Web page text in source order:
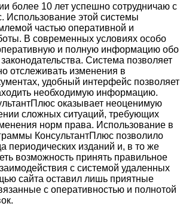
более 10 лет успешно сотрудничаю с
Использование этой системы
частью оперативной и
В современных условиях особо
и полную информацию обо
Система позволяет
отслеживать изменения в
удобный интерфейс позволяет
необходимую информацию.
оказывает неоценимую
сложных ситуаций, требующих
норм права. Использование в
КонсультантПлюс позволило
периодических изданий и, в то же
возможность принять правильное
с системой удаленных
сайта оставил лишь приятные
с оперативностью и полнотой